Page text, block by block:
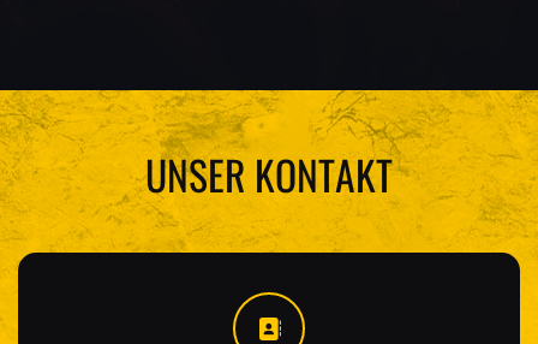
UNSER KONTAKT